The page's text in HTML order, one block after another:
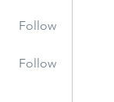
Follow
Follow